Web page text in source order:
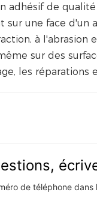
adhésif de
sur une face
à
sur des
les réparations
de téléphone